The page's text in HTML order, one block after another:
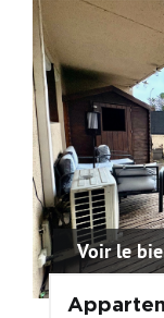
Voir le